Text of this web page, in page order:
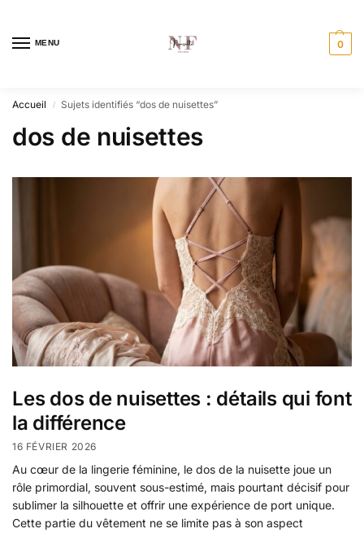
MENU 0
Accueil / Sujets identifiés “dos de nuisettes”
dos de nuisettes
Les dos de nuisettes : détails qui font
la différence
16 FÉVRIER 2026
Au cœur de la lingerie féminine, le dos de la nuisette joue un
rôle primordial, souvent sous-estimé, mais pourtant décisif pour
sublimer la silhouette et offrir une expérience de port unique.
Cette partie du vêtement ne se limite pas à son aspect